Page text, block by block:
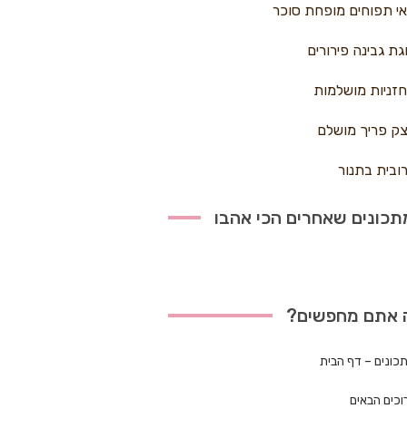
תפוחים מופחת סוכר
גבינה פירורים
מושלמות
פריך מושלם
בתנור
שאחרים הכי אהבו
אתם מחפשים?
– דף הבית
הבאים